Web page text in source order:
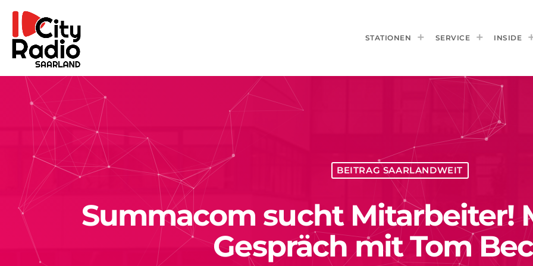
STATIONEN SERVICE INSIDE
BEITRAG SAARLANDWEIT
Summacom sucht Mitarbeiter!
Gespräch mit Tom